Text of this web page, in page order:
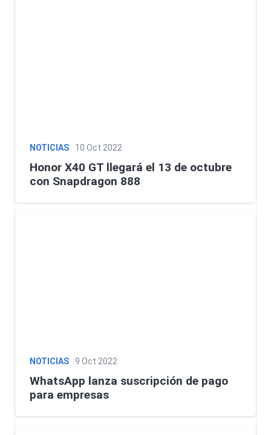
NOTICIAS 10 Oct 2022
Honor X40 GT llegará el 13 de octubre
con Snapdragon 888
NOTICIAS 9 Oct 2022
WhatsApp lanza suscripción de pago
para empresas